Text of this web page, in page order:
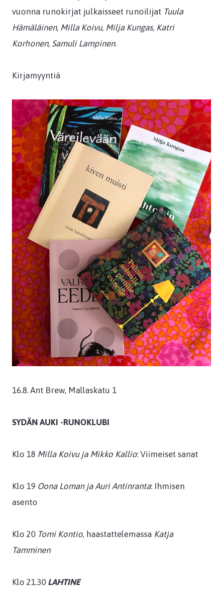
vuonna runokirjat julkaisseet runoilijat Tuula
Hämäläinen, Milla Koivu, Milja Kungas, Katri
Korhonen, Samuli Lampinen.
Kirjamyyntiä
16.8. Ant Brew, Mallaskatu 1
SYDÄN AUKI -RUNOKLUBI
Klo 18 Milla Koivu ja Mikko Kallio: Viimeiset sanat
Klo 19 Oona Loman ja Auri Antinranta: Ihmisen
asento
Klo 20 Tomi Kontio, haastattelemassa Katja
Tamminen
Klo 21.30 LAHTINE